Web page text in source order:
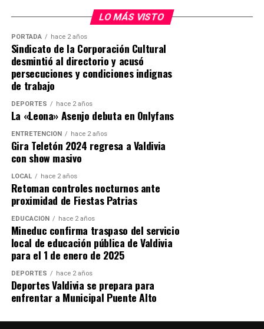
Post Views: 1.070
LO MÁS VISTO
PORTADA hace 2 años
Sindicato de la Corporación Cultural
desmintió al directorio y acusó
persecuciones y condiciones indignas
de trabajo
DEPORTES hace 2 años
La «Leona» Asenjo debuta en Onlyfans
ENTRETENCIÓN hace 2 años
Gira Teletón 2024 regresa a Valdivia
con show masivo
LOCAL hace 2 años
Retoman controles nocturnos ante
proximidad de Fiestas Patrias
EDUCACIÓN hace 2 años
Mineduc confirma traspaso del servicio
local de educación pública de Valdivia
para el 1 de enero de 2025
DEPORTES hace 2 años
Deportes Valdivia se prepara para
enfrentar a Municipal Puente Alto